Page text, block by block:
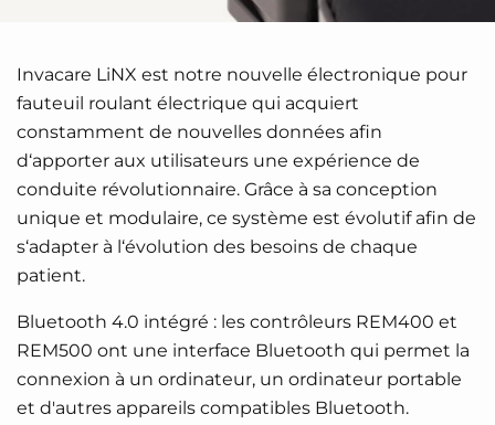
Invacare LiNX est notre nouvelle électronique pour
fauteuil roulant électrique qui acquiert
constamment de nouvelles données afin
d‘apporter aux utilisateurs une expérience de
conduite révolutionnaire. Grâce à sa conception
unique et modulaire, ce système est évolutif afin de
s‘adapter à l‘évolution des besoins de chaque
patient.
Bluetooth 4.0 intégré : les contrôleurs REM400 et
REM500 ont une interface Bluetooth qui permet la
connexion à un ordinateur, un ordinateur portable
et d'autres appareils compatibles Bluetooth.